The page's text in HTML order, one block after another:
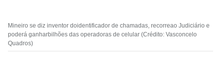
Mineiro se diz inventor doidentificador de chamadas, recorreao Judiciário e
poderá ganharbilhões das operadoras de celular (Crédito: Vasconcelo
Quadros)